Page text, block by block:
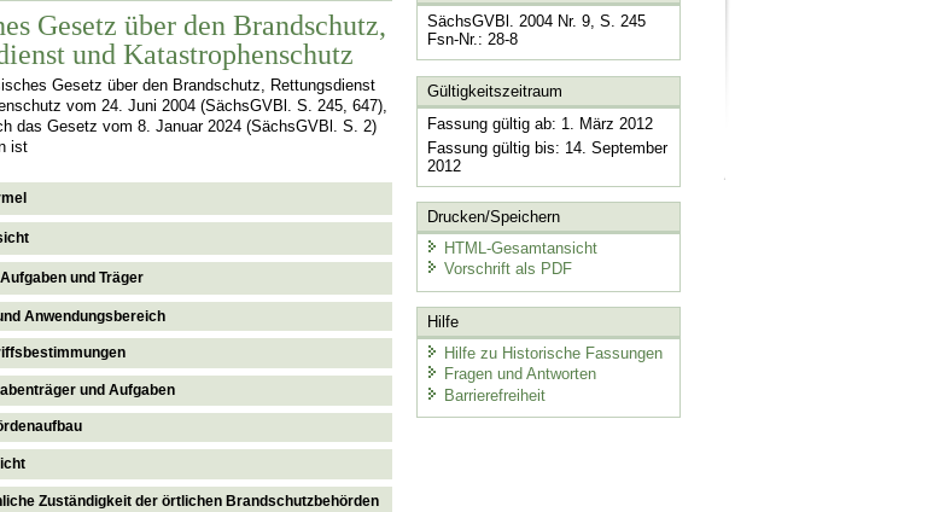
Gesetz über den Brandschutz,
und Katastrophenschutz
Gesetz über den Brandschutz, Rettungsdienst
vom 24. Juni 2004 (SächsGVBl. S. 245, 647),
das Gesetz vom 8. Januar 2024 (SächsGVBl. S. 2)
ist
und Träger
Anwendungsbereich
und Aufgaben
Zuständigkeit der örtlichen Brandschutzbehörden
SächsGVBl. 2004 Nr. 9, S. 245
Fsn-Nr.: 28-8
Gültigkeitszeitraum
Fassung gültig ab: 1. März 2012
Fassung gültig bis: 14. September
2012
Drucken/Speichern
HTML-Gesamtansicht
Vorschrift als PDF
Hilfe
Hilfe zu Historische Fassungen
Fragen und Antworten
Barrierefreiheit